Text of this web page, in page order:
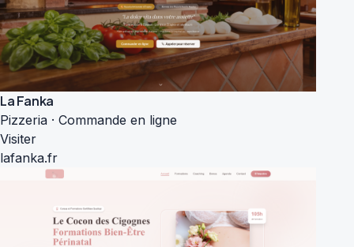
La Fanka
Pizzeria · Commande en ligne
Visiter
lafanka.fr